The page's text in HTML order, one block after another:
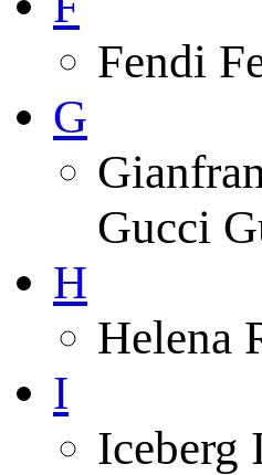
Fendi
G
Gucci
H
Helena
I
Iceberg